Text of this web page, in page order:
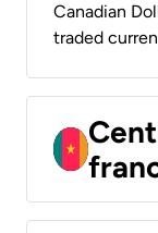
Canadian
traded